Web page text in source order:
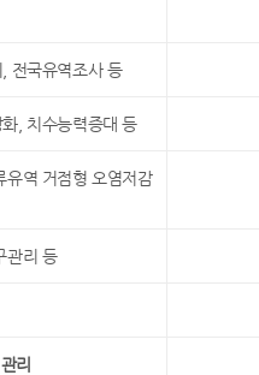
전국유역조사 등
, 치수능력증대 등
유역 거점형 오염저감
관리 등
리